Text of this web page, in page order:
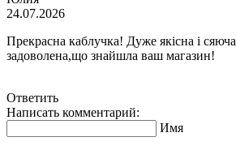
24.07.2026
Прекрасна каблучка! Дуже якісна і
задоволена,що знайшла ваш магазин!
Ответить
Написать комментарий:
Имя